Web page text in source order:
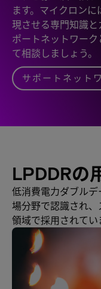
ます。マイクロン
現させる専門知識
ポートネットワーク
て相談しましょう。
サポートネット
LPDDRの
低消費電力ダブル
場分野で認識され
領域で採用されてい